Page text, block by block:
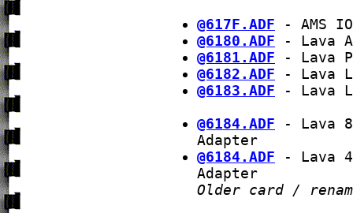
@617F.ADF - AMS
@6180.ADF - Lava
@6181.ADF - Lava
@6182.ADF - Lava
@6183.ADF - Lava
@6184.ADF - Lava 8
Adapter
@6184.ADF - Lava 4
Adapter
Older card /